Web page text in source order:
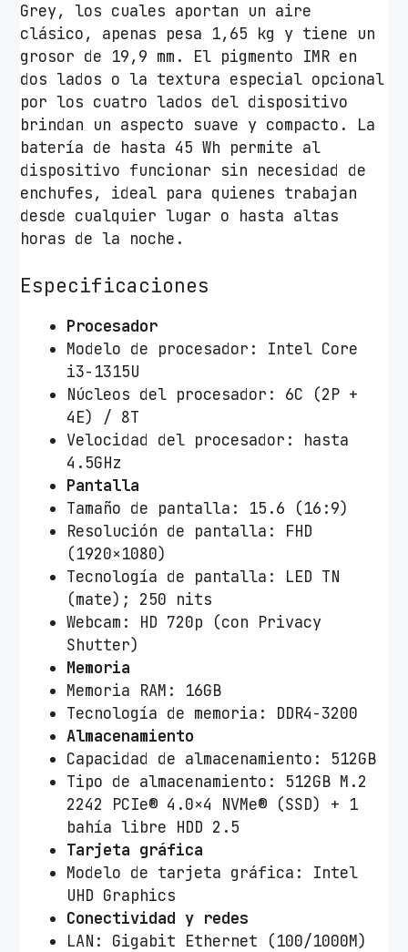
i
d
a
d
Grey, los cuales aportan un aire
clásico, apenas pesa 1,65 kg y tiene un
grosor de 19,9 mm. El pigmento IMR en
dos lados o la textura especial opcional
por los cuatro lados del dispositivo
brindan un aspecto suave y compacto. La
batería de hasta 45 Wh permite al
dispositivo funcionar sin necesidad de
enchufes, ideal para quienes trabajan
desde cualquier lugar o hasta altas
horas de la noche.
Especificaciones
Procesador
Modelo de procesador: Intel Core
i3-1315U
Núcleos del procesador: 6C (2P +
4E) / 8T
Velocidad del procesador: hasta
4.5GHz
Pantalla
Tamaño de pantalla: 15.6 (16:9)
Resolución de pantalla: FHD
(1920×1080)
Tecnología de pantalla: LED TN
(mate); 250 nits
Webcam: HD 720p (con Privacy
Shutter)
Memoria
Memoria RAM: 16GB
Tecnología de memoria: DDR4-3200
Almacenamiento
Capacidad de almacenamiento: 512GB
Tipo de almacenamiento: 512GB M.2
2242 PCIe® 4.0×4 NVMe® (SSD) + 1
bahía libre HDD 2.5
Tarjeta gráfica
Modelo de tarjeta gráfica: Intel
UHD Graphics
Conectividad y redes
LAN: Gigabit Ethernet (100/1000M)